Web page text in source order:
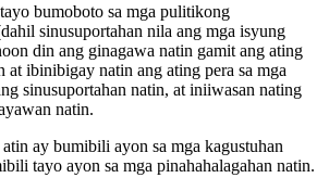
bumoboto sa mga pulitikong
sinusuportahan nila ang mga isyung
din ang ginagawa natin gamit ang ating
at ibinibigay natin ang ating pera sa mga
sinusuportahan natin, at iniiwasan nating
natin.
ay bumibili ayon sa mga kagustuhan
tayo ayon sa mga pinahahalagahan natin.